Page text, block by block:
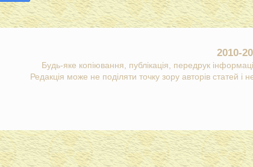
2010-
Будь-яке копіювання, публікація, передрук
Редакція може не поділяти точку зору авторів статей і